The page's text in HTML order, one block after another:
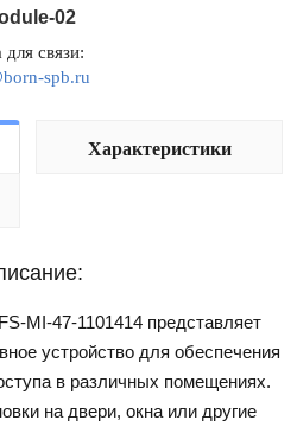
связи:
spb.ru
Характеристики
MI-47-1101414 представляет
устройство для обеспечения
в различных помещениях.
на двери, окна или другие